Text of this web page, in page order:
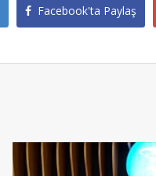
Facebook'ta Paylaş